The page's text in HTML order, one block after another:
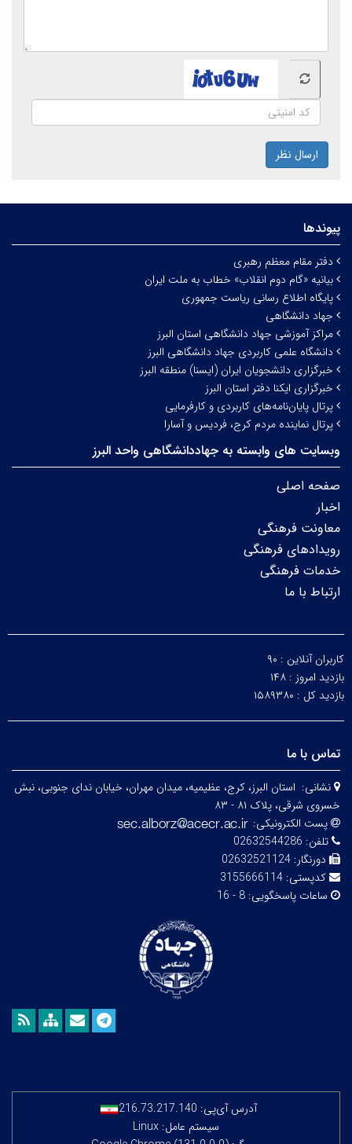
ارسال نظر
پیوندها
دفتر مقام معظم رهبری
بیانیه «گام دوم انقلاب» خطاب به ملت ایران
پایگاه اطلاع رسانی ریاست جمهوری
جهاد دانشگاهی
مراکز آموزشی جهاد دانشگاهی استان البرز
دانشگاه علمی کاربردی جهاد دانشگاهی البرز
خبرگزاری دانشجویان ایران (ایسنا) منطقه البرز
خبرگزاری ایکنا دفتر استان البرز
پرتال پایان‌نامه‌های کاربردی و کارفرمایی
پرتال نماینده مردم کرج، فردیس و آسارا
وبسایت های وابسته به جهاددانشگاهی واحد البرز
صفحه اصلی
اخبار
معاونت فرهنگی
رویدادهای فرهنگی
خدمات فرهنگی
ارتباط با ما
کاربران آنلاین : ۹۰
بازدید امروز : ۱۴۸
بازدید کل : ۱۵۸۹۳۸۰
تماس با ما
نشانی: استان البرز، کرج، عظیمیه، میدان مهران، خیابان ندای جنوبی، نبش
خسروی شرقی، پلاک ۸۱ - ۸۳
پست الکترونیکی:
تلفن: 02632544286
دورنگار: 02632521124
کدپستی: 3155666114
ساعات پاسخگویی: 8 - 16
آدرس آی‌پی: 216.73.217.140
سیستم عامل: Linux